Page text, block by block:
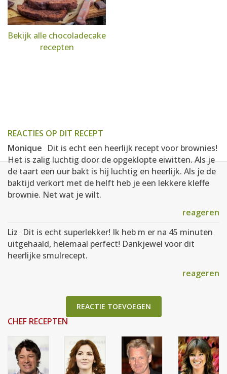
Bekijk alle chocoladecake
recepten
REACTIES OP DIT RECEPT
Monique Dit is echt een heerlijk recept voor brownies!
Het is zalig luchtig door de opgeklopte eiwitten. Als je
de taart een uur bakt is hij luchtig en heerlijk. Als je de
baktijd verkort met de helft heb je een lekkere kleffe
brownie. Net wat je wilt.
reageren
Liz Dit is echt superlekker! Ik heb m er na 45 minuten
uitgehaald, helemaal perfect! Dankjewel voor dit
heerlijke smulrecept.
reageren
REACTIE TOEVOEGEN
CHEF RECEPTEN